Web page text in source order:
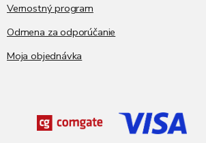
Vernostný program
Odmena za odporúčanie
Moja objednávka